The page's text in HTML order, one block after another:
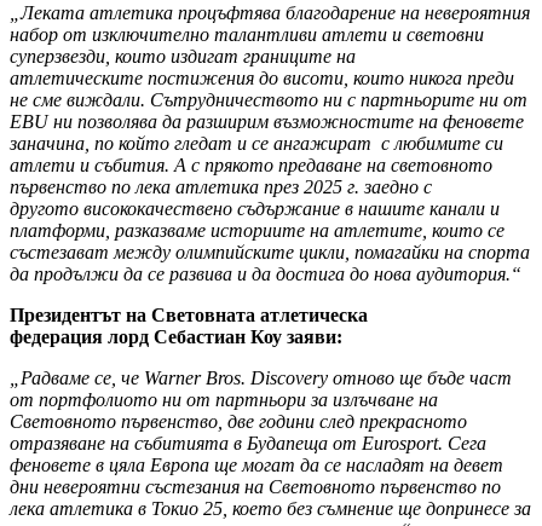
„Леката атлетика процъфтява благодарение на невероятния
набор от изключително талантливи атлети и световни
суперзвезди, които издигат границите на
атлетическите постижения до висоти, които никога преди
не сме виждали. Сътрудничеството ни с партньорите ни от
EBU ни позволява да разширим възможностите на феновете
заначина, по който гледат и се ангажират с любимите си
атлети и събития. А с прякото предаване на световното
първенство по лека атлетика през 2025 г. заедно с
другото висококачествено съдържание в нашите канали и
платформи, разказваме историите на атлетите, които се
състезават между олимпийските цикли, помагайки на спорта
да продължи да се развива и да достига до нова аудитория.“
Президентът на Световната атлетическа
федерация лорд Себастиан Коу заяви:
„Радваме се, че Warner Bros. Discovery отново ще бъде част
от портфолиото ни от партньори за излъчване на
Световното първенство, две години след прекрасното
отразяване на събитията в Будапеща от Eurosport. Сега
феновете в цяла Европа ще могат да се насладят на девет
дни невероятни състезания на Световното първенство по
лека атлетика в Токио 25, което без съмнение ще допринесе за